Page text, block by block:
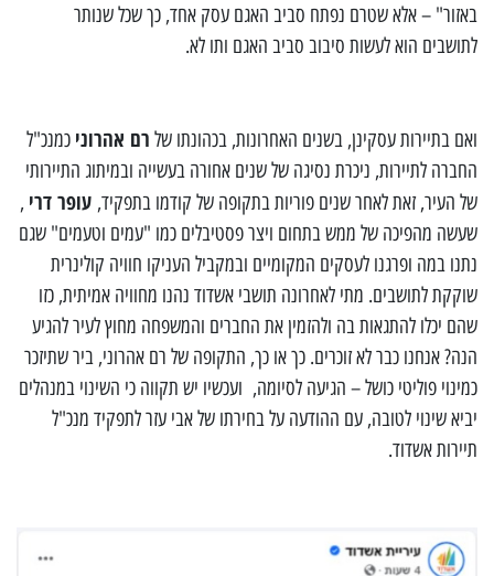
באזור" – אלא שטרם נפתח סביב האגם עסק אחד, כך שכל שנותר
לתושבים הוא לעשות סיבוב סביב האגם ותו לא.
ואם בתיירות עסקינן, בשנים האחרונות, בכהונתו של רם אהרוני כמנכ"ל
החברה לתיירות, ניכרת נסיגה של שנים אחורה בעשייה ובמיתוג התיירותי
של העיר, זאת לאחר שנים פוריות בתקופה של קודמו בתפקיד, עופר דרי ,
שעשה מהפיכה של ממש בתחום ויצר פסטיבלים כמו "עמים וטעמים" שגם
נתנו במה ופרגנו לעסקים המקומיים ובמקביל העניקו חוויה קולינרית
שוקקת לתושבים. מתי לאחרונה תושבי אשדוד נהנו מחוויה אמיתית, כזו
שהם יכלו להתגאות בה ולהזמין את החברים והמשפחה מחוץ לעיר להגיע
הנה? אנחנו כבר לא זוכרים. כך או כך, התקופה של רם אהרוני, ביר שתיזכר
כמינוי פוליטי כושל – הגיעה לסיומה, ועכשיו יש תקווה כי השינוי במנהלים
יביא שינוי לטובה, עם ההודעה על בחירתו של אבי עזר לתפקיד מנכ"ל
תיירות אשדוד.